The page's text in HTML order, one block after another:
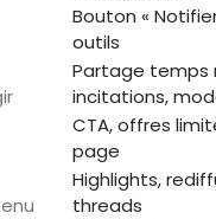
Bouton «
outils
Partage temps
incitations,
CTA, offres
page
Highlights,
threads